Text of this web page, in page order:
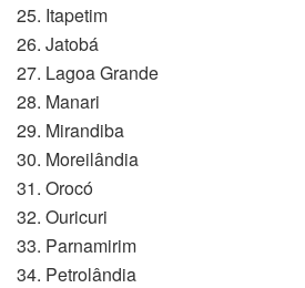
25. Itapetim
26. Jatobá
27. Lagoa Grande
28. Manari
29. Mirandiba
30. Moreilândia
31. Orocó
32. Ouricuri
33. Parnamirim
34. Petrolândia